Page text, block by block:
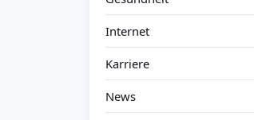
Internet
Karriere
News